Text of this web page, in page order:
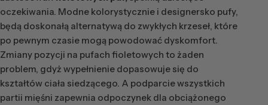
oczekiwania. Modne kolorystycznie i designersko pufy,
będą doskonałą alternatywą do zwykłych krzeseł, które
po pewnym czasie mogą powodować dyskomfort.
Zmiany pozycji na pufach fioletowych to żaden
problem, gdyż wypełnienie dopasowuje się do
kształtów ciała siedzącego. A podparcie wszystkich
partii mięśni zapewnia odpoczynek dla obciążonego